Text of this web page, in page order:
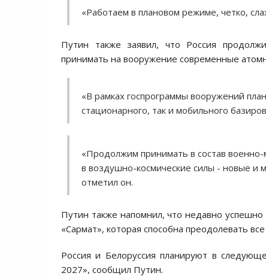
«Работаем в плановом режиме, четко,
Путин также заявил, что Россия
принимать на вооружение современные
«В рамках госпрограммы вооружений
стационарного, так и мобильного
«Продолжим принимать в состав
в воздушно-космические силы - новые и
отметил он.
Путин также напомнил, что недавно
«Сармат», которая способна преодолевать
Россия и Белоруссия планируют в
2027», сообщил Путин.